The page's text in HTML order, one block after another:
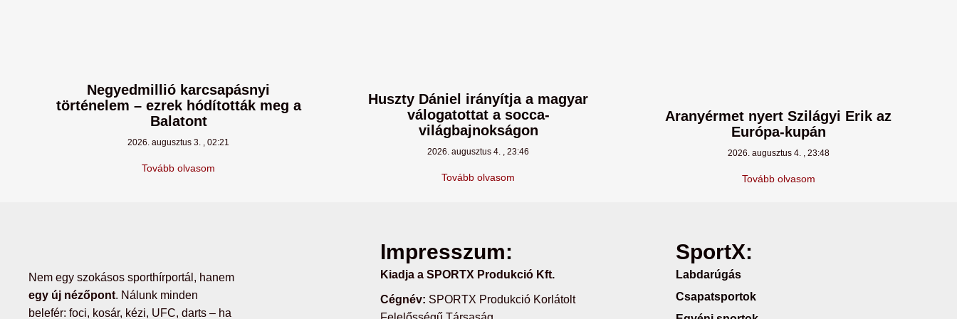
Negyedmillió karcsapásnyi
történelem – ezrek hódították meg a
Balatont
2026. augusztus 3. 02:21
Tovább olvasom
Huszty Dániel irányítja a magyar
válogatottat a socca-
világbajnokságon
2026. augusztus 4. 23:46
Tovább olvasom
Aranyérmet nyert Szilágyi Erik az
Európa-kupán
2026. augusztus 4. 23:48
Tovább olvasom
Nem egy szokásos sporthírportál, hanem
egy új nézőpont. Nálunk minden
belefér: foci, kosár, kézi, UFC, darts – ha
Impresszum:
Kiadja a SPORTX Produkció Kft.
Cégnév: SPORTX Produkció Korlátolt
SportX:
Labdarúgás
Csapatsportok